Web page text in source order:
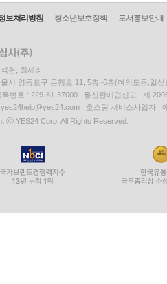
보처리방침 청소년보호정책 도서홍보안내
환, 최세라
시 영등포구 은행로 11, 5층~6층(여의도동,일신
록번호 : 229-81-37000 통신판매업신고 : 제
yes24help@yes24.com 호스팅 서비스사업자 :
ⓒ YES24 Corp. All Rights Reserved.